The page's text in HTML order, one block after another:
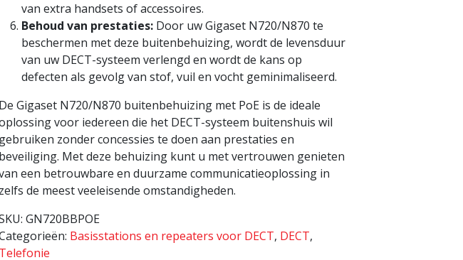
van extra handsets of accessoires.
Behoud van prestaties: Door uw Gigaset N720/N870 te
beschermen met deze buitenbehuizing, wordt de levensduur
van uw DECT-systeem verlengd en wordt de kans op
defecten als gevolg van stof, vuil en vocht geminimaliseerd.
De Gigaset N720/N870 buitenbehuizing met PoE is de ideale
voor iedereen die het DECT-systeem buitenshuis wil
gebruiken zonder concessies te doen aan prestaties en
beveiliging. Met deze behuizing kunt u met vertrouwen genieten
een betrouwbare en duurzame communicatieoplossing in
zelfs de meest veeleisende omstandigheden.
GN720BBPOE
Basisstations en repeaters voor DECT, DECT,
Telefonie